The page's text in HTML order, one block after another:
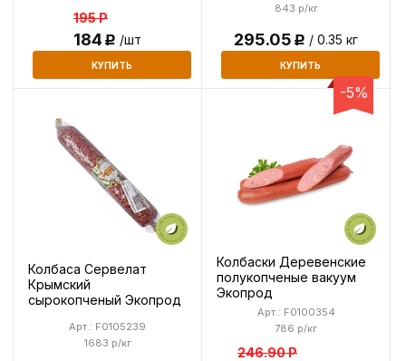
195Р
184Р /шт
КУПИТЬ
843 р/кг
295.05Р / 0.35 кг
КУПИТЬ
Колбаса Сервелат
Крымский
сырокопченый Экопрод
1683 р/кг
Арт.: F0105239
-5%
Колбаски Деревенские
полукопченые вакуум
Экопрод
786 р/кг
Арт.: F0100354
246.90Р